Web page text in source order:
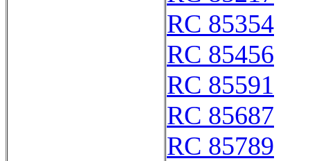
RC 85354
RC 85456
RC 85591
RC 85687
RC 85789